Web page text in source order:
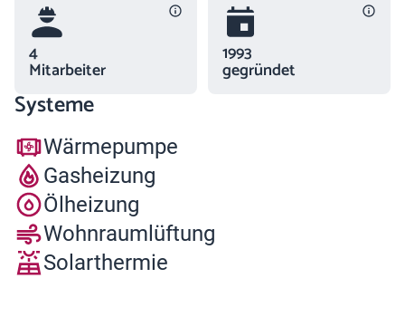
4
Mitarbeiter
1993
gegründet
Systeme
Wärmepumpe
Gasheizung
Ölheizung
Wohnraumlüftung
Solarthermie